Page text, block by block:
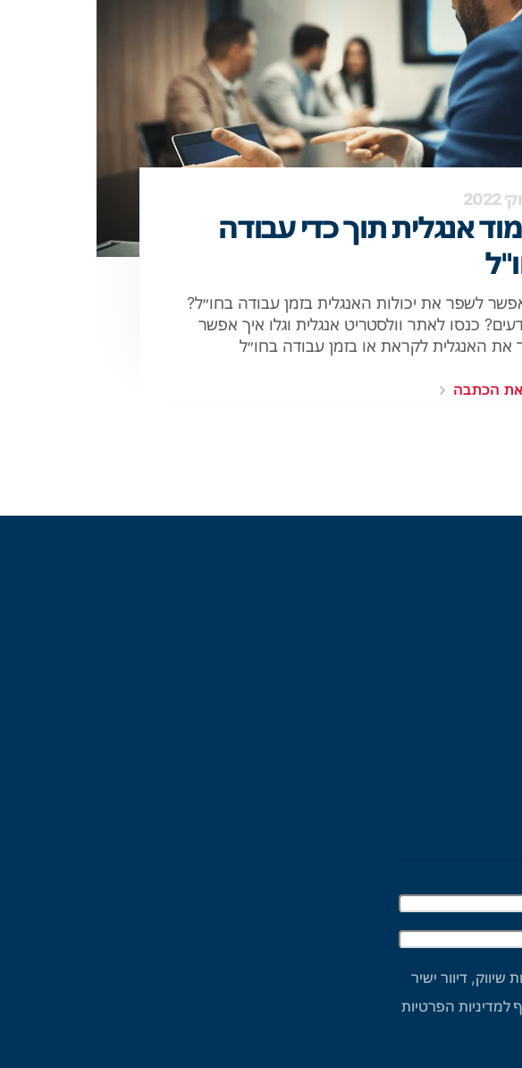
אנגלית תוך כדי עבודה
לשפר את יכולות האנגלית בזמן עבודה בחו״ל?
כנסו לאתר וולסטריט אנגלית וגלו איך אפשר
את האנגלית לקראת או בזמן עבודה בחו״ל
הכתבה
דיוור ישיר
הפרטיות